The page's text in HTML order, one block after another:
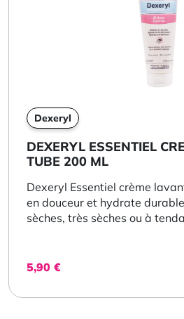
Dexeryl
DEXERYL ESSENTIEL
TUBE 200 ML
Dexeryl Essentiel crème
en douceur et hydrate
sèches, très sèches ou à
5,90 €